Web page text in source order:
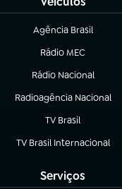
Agência Brasil
(abre em nova aba)
Rádio MEC
Rádio Nacional
(abre em nova aba)
Radioagência Nacional
(abre em nova aba)
TV Brasil
(abre em nova aba)
TV Brasil Internacional
(abre em nova aba)
Serviços